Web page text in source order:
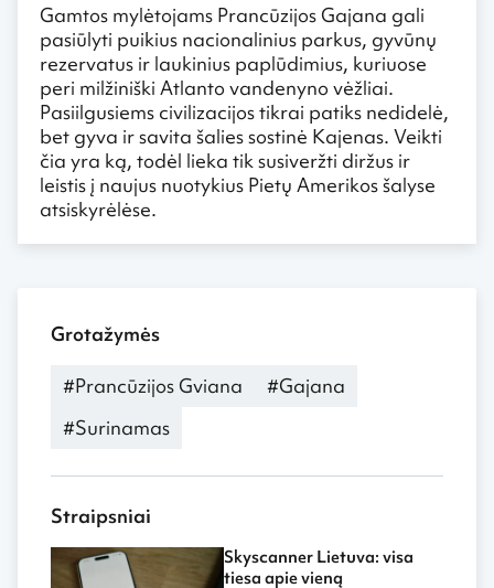
Gamtos mylėtojams Prancūzijos Gajana gali
pasiūlyti puikius nacionalinius parkus, gyvūnų
rezervatus ir laukinius paplūdimius, kuriuose
peri milžiniški Atlanto vandenyno vėžliai.
Pasiilgusiems civilizacijos tikrai patiks nedidelė,
bet gyva ir savita šalies sostinė Kajenas. Veikti
čia yra ką, todėl lieka tik susiveržti diržus ir
leistis į naujus nuotykius Pietų Amerikos šalyse
atsiskyrėlėse.
Grotažymės
#Prancūzijos Gviana
#Gajana
#Surinamas
Straipsniai
Skyscanner Lietuva: visa
tiesa apie vieną